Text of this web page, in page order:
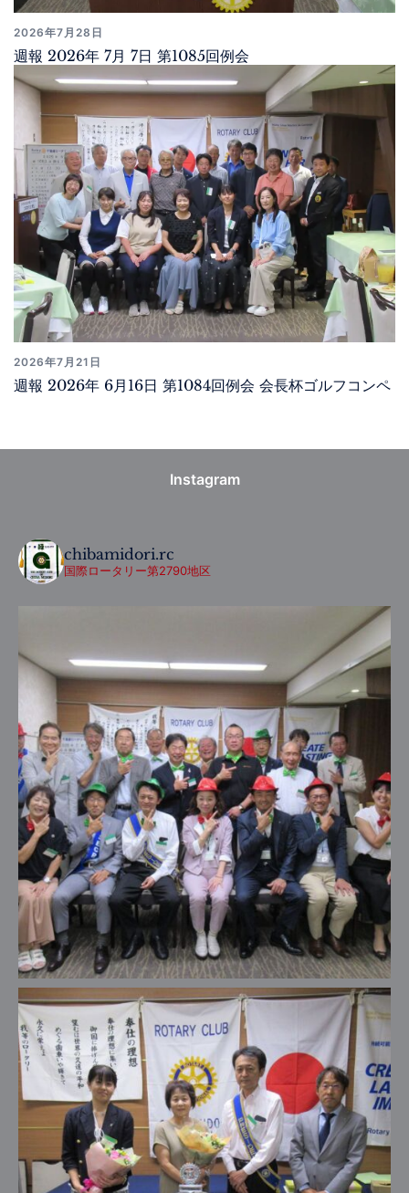
2026年7月28日
週報 2026年 7月 7日 第1085回例会
2026年7月21日
週報 2026年 6月16日 第1084回例会 会長杯ゴルフコンペ
Instagram
chibamidori.rc
国際ロータリー第2790地区